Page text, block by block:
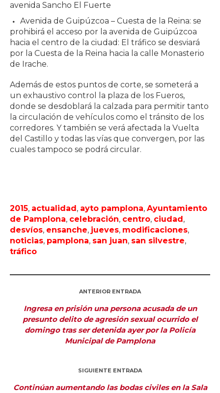
avenida Sancho El Fuerte
Avenida de Guipúzcoa – Cuesta de la Reina: se
prohibirá el acceso por la avenida de Guipúzcoa
hacia el centro de la ciudad: El tráfico se desviará
por la Cuesta de la Reina hacia la calle Monasterio
de Irache.
Además de estos puntos de corte, se someterá a
un exhaustivo control la plaza de los Fueros,
donde se desdoblará la calzada para permitir tanto
la circulación de vehículos como el tránsito de los
corredores. Y también se verá afectada la Vuelta
del Castillo y todas las vías que convergen, por las
cuales tampoco se podrá circular.
2015, actualidad, ayto pamplona, Ayuntamiento
de Pamplona, celebración, centro, ciudad,
desvíos, ensanche, jueves, modificaciones,
noticias, pamplona, san juan, san silvestre,
tráfico
ANTERIOR ENTRADA
Ingresa en prisión una persona acusada de un
presunto delito de agresión sexual ocurrido el
domingo tras ser detenida ayer por la Policía
Municipal de Pamplona
SIGUIENTE ENTRADA
Continúan aumentando las bodas civiles en la Sala